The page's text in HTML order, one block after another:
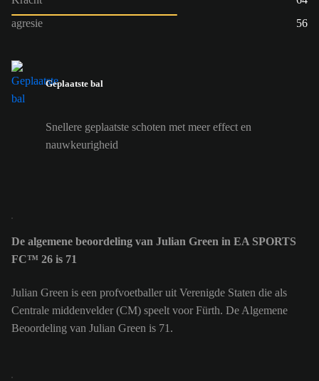
agresie
56
Geplaatste bal
Snellere geplaatste schoten met meer effect en
nauwkeurigheid
De algemene beoordeling van Julian Green in EA SPORTS
FC™ 26 is 71
Julian Green is een profvoetballer uit Verenigde Staten die als
Centrale middenvelder (CM) speelt voor Fürth. De Algemene
Beoordeling van Julian Green is 71.